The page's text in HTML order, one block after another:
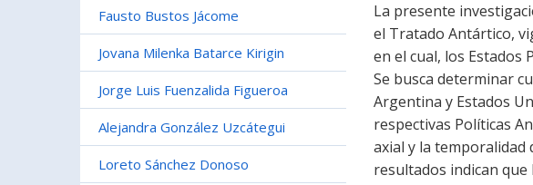
Fausto Bustos Jácome
Jovana Milenka Batarce Kirigin
Jorge Luis Fuenzalida Figueroa
Alejandra González Uzcátegui
Loreto Sánchez Donoso
La presente
el Tratado Antártico,
en el cual, los Estados
Se busca determinar
Argentina y Estados
respectivas Políticas
axial y la temporalidad
resultados indican